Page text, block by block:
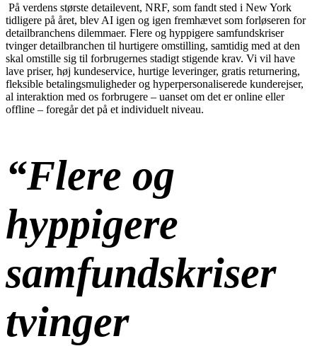
På verdens største detailevent, NRF, som fandt sted i New York
tidligere på året, blev AI igen og igen fremhævet som forløseren for
detailbranchens dilemmaer. Flere og hyppigere samfundskriser
tvinger detailbranchen til hurtigere omstilling, samtidig med at den
skal omstille sig til forbrugernes stadigt stigende krav. Vi vil have
lave priser, høj kundeservice, hurtige leveringer, gratis returnering,
fleksible betalingsmuligheder og hyperpersonaliserede kunderejser,
al interaktion med os forbrugere – uanset om det er online eller
offline – foregår det på et individuelt niveau.
“Flere og
hyppigere
samfundskriser
tvinger